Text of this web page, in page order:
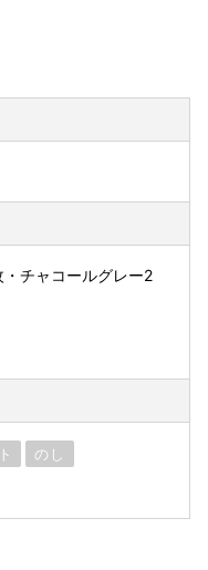
・チャコールグレー2
のし